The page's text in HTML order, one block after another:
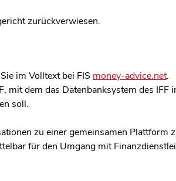
zurückverwiesen.
im Volltext bei FIS money-advice.net.
mit dem das Datenbanksystem des
soll.
zu einer gemeinsamen Plattform
für den Umgang mit